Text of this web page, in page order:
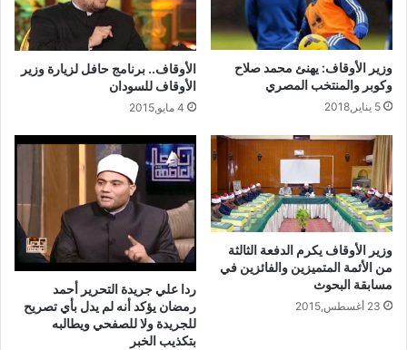
وزير الأوقاف: يهنئ محمد صلاح
وكوبر والمنتخب المصري
5 يناير,2018
الأوقاف.. برنامج حافل لزيارة وزير
الأوقاف للسودان
4 مايو,2015
وزير الأوقاف يكرم الدفعة الثالثة
من الأئمة المتميزين والفائزين في
مسابقة البحوث
23 أغسطس,2015
ردا علي جريدة التحرير أحمد
رمضان يؤكد أنه لم يدل بأي تصريح
للجريدة ولا للصفحي ويطالبه
بتكذيب الخبر